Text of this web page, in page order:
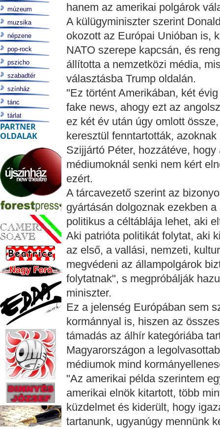
hanem az amerikai polgárok
A külügyminiszter szerint
okozott az Európai Unióban is,
NATO szerepe kapcsán, és
állította a nemzetközi média,
választásba Trump oldalán.
"Ez történt Amerikában, két
fake news, ahogy ezt az
ez két év után úgy omlott
keresztül fenntartották,
Szijjártó Péter, hozzátéve,
médiumoknál senki nem kért
ezért.
A tárcavezető szerint az
gyártásán dolgoznak ezekben
politikus a céltáblája lehet, aki
Aki patrióta politikát folytat, aki
az első, a vallási, nemzeti,
megvédeni az állampolgárok
folytatnak", s megpróbálják
miniszter.
Ez a jelenség Európában sem
kormánnyal is, hiszen az
támadás az álhír kategóriába
Magyarországon a
médiumok mind
"Az amerikai példa szerintem
amerikai elnök kitartott, több
küzdelmet és kiderült, hogy
tartanunk, ugyanúgy mennünk
múzeum
muzsika
népzene
pop-rock
pszicho
szabadtér
színház
tánc
tárlat
PARTNER
OLDALAK